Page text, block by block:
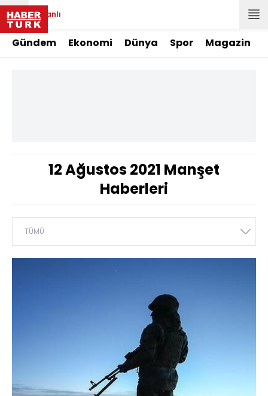
Canlı
Gündem Ekonomi Dünya Spor Magazin
12 Ağustos 2021 Manşet
Haberleri